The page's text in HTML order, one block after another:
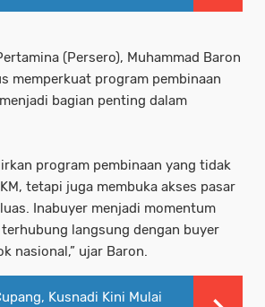
(Persero), Muhammad Baron
memperkuat program pembinaan
bagian penting dalam
program pembinaan yang tidak
tetapi juga membuka akses pasar
Inabuyer menjadi momentum
langsung dengan buyer
nasional,” ujar Baron.
Kusnadi Kini Mulai